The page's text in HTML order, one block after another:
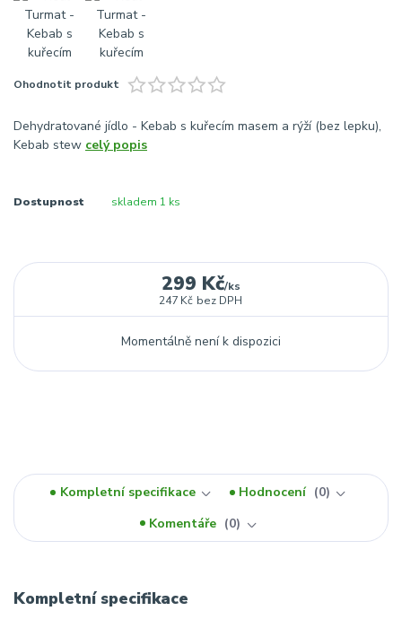
Ohodnotit produkt
Dehydratované jídlo - Kebab s kuřecím masem a rýží (bez lepku),
Kebab stew celý popis
Dostupnost skladem 1 ks
299 Kč/ks
247 Kč bez DPH
Momentálně není k dispozici
Kompletní specifikace Hodnocení
0
Komentáře
0
Kompletní specifikace